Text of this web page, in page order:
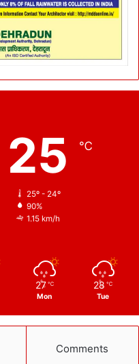
25 ℃
25º - 24º
90%
1.15 km/h
27 ℃
Mon
28 ℃
Tue
Comments